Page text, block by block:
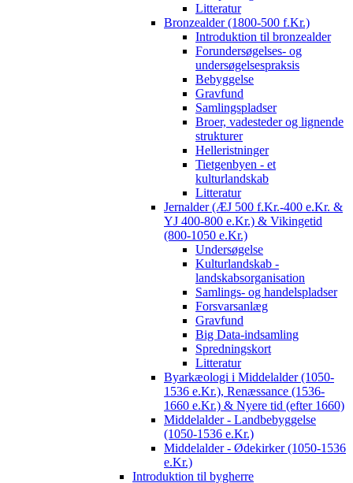
Litteratur
Bronzealder (1800-500 f.Kr.)
Introduktion til bronzealder
Forundersøgelses- og
undersøgelsespraksis
Bebyggelse
Gravfund
Samlingspladser
Broer, vadesteder og lignende
strukturer
Helleristninger
Tietgenbyen - et
kulturlandskab
Litteratur
Jernalder (ÆJ 500 f.Kr.-400 e.Kr. &
YJ 400-800 e.Kr.) & Vikingetid
(800-1050 e.Kr.)
Undersøgelse
Kulturlandskab -
landskabsorganisation
Samlings- og handelspladser
Forsvarsanlæg
Gravfund
Big Data-indsamling
Spredningskort
Litteratur
Byarkæologi i Middelalder (1050-
1536 e.Kr.), Renæssance (1536-
1660 e.Kr.) & Nyere tid (efter 1660)
Middelalder - Landbebyggelse
(1050-1536 e.Kr.)
Middelalder - Ødekirker (1050-1536
e.Kr.)
Introduktion til bygherre